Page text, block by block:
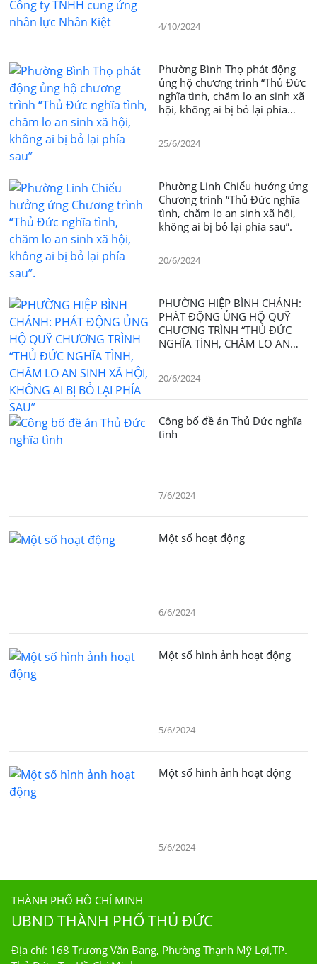
4/10/2024
Phường Bình Thọ phát động
ủng hộ chương trình “Thủ Đức
nghĩa tình, chăm lo an sinh xã
hội, không ai bị bỏ lại phía
25/6/2024
Phường Linh Chiểu hưởng ứng
Chương trình “Thủ Đức nghĩa
tình, chăm lo an sinh xã hội,
không ai bị bỏ lại phía sau”.
20/6/2024
PHƯỜNG HIỆP BÌNH CHÁNH:
PHÁT ĐỘNG ỦNG HỘ QUỸ
CHƯƠNG TRÌNH “THỦ ĐỨC
NGHĨA TÌNH, CHĂM LO AN
20/6/2024
Công bố đề án Thủ Đức nghĩa
tình
7/6/2024
Một số hoạt động
6/6/2024
Một số hình ảnh hoạt động
5/6/2024
Một số hình ảnh hoạt động
5/6/2024
THÀNH PHỐ HỒ CHÍ MINH
UBND THÀNH PHỐ THỦ ĐỨC
Địa chỉ: 168 Trương Văn Bang, Phường Thạnh Mỹ Lợi,TP.